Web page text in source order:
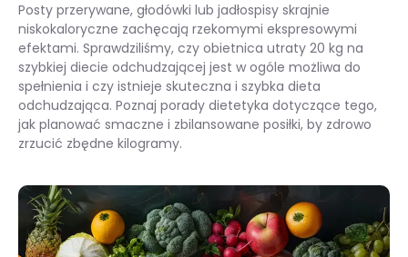
Posty przerywane, głodówki lub jadłospisy skrajnie
niskokaloryczne zachęcają rzekomymi ekspresowymi
efektami. Sprawdziliśmy, czy obietnica utraty 20 kg na
szybkiej diecie odchudzającej jest w ogóle możliwa do
spełnienia i czy istnieje skuteczna i szybka dieta
odchudzająca. Poznaj porady dietetyka dotyczące tego,
jak planować smaczne i zbilansowane posiłki, by zdrowo
zrzucić zbędne kilogramy.